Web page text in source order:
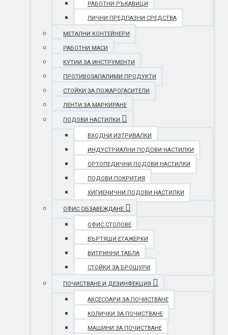
РАБОТНИ РЪКАВИЦИ
ЛИЧНИ ПРЕДПАЗНИ СРЕДСТВА
МЕТАЛНИ КОНТЕЙНЕРИ
РАБОТНИ МАСИ
КУТИИ ЗА ИНСТРУМЕНТИ
ПРОТИВОЗАПАЛИМИ ПРОДУКТИ
СТОЙКИ ЗА ПОЖАРОГАСИТЕЛИ
ЛЕНТИ ЗА МАРКИРАНЕ
ПОДОВИ НАСТИЛКИ
ВХОДНИ ИЗТРИВАЛКИ
ИНДУСТРИАЛНИ ПОДОВИ НАСТИЛКИ
ОРТОПЕДИЧНИ ПОДОВИ НАСТИЛКИ
ПОДОВИ ПОКРИТИЯ
ХИГИЕНИЧНИ ПОДОВИ НАСТИЛКИ
ОФИС ОБЗАВЕЖДАНЕ
ОФИС СТОЛОВЕ
ВЪРТЯЩИ ЕТАЖЕРКИ
ВИТРИННИ ТАБЛА
СТОЙКИ ЗА БРОШУРИ
ПОЧИСТВАНЕ И ДЕЗИНФЕКЦИЯ
АКСЕСОАРИ ЗА ПОЧИСТВАНЕ
КОЛИЧКИ ЗА ПОЧИСТВАНЕ
МАШИНИ ЗА ПОЧИСТВАНЕ